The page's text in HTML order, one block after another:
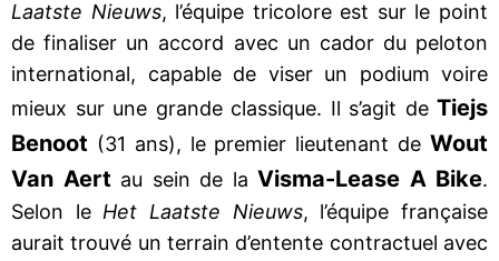
Laatste Nieuws, l’équipe tricolore est sur le point
de finaliser un accord avec un cador du peloton
international, capable de viser un podium voire
mieux sur une grande classique. Il s’agit de Tiejs
Benoot (31 ans), le premier lieutenant de Wout
Van Aert au sein de la Visma-Lease A Bike.
Selon le Het Laatste Nieuws, l’équipe française
aurait trouvé un terrain d’entente contractuel avec